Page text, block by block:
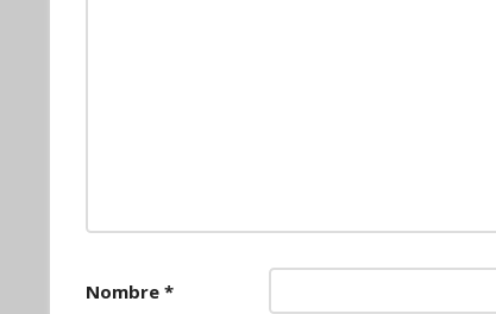
Nombre *